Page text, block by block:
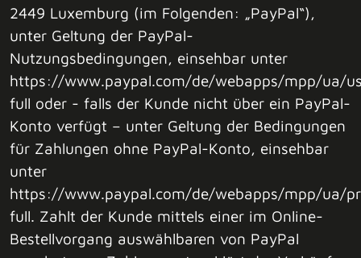
2449 Luxemburg (im Folgenden: „PayPal“),
unter Geltung der PayPal-
Nutzungsbedingungen, einsehbar unter
https://www.paypal.com/de/webapps/mpp/ua/
full oder - falls der Kunde nicht über ein PayPal-
Konto verfügt – unter Geltung der Bedingungen
für Zahlungen ohne PayPal-Konto, einsehbar
unter
https://www.paypal.com/de/webapps/mpp/ua/
full. Zahlt der Kunde mittels einer im Online-
Bestellvorgang auswählbaren von PayPal